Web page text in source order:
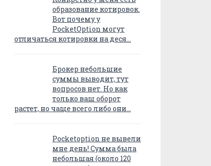
образование котировок.
Вот почему у
PocketOption могут
отличаться котировки на деся…
Брокер небольшие
суммы выводит, тут
вопросов нет. Но как
только ваш оборот
растет, но чаще всего либо они…
Pocketoption не вывели
мне день! Сумма была
небольшая (около 120